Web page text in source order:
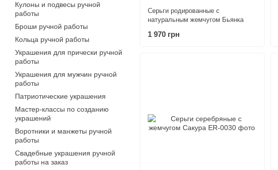
Серьги родированные с
натуральным жемчугом Бьянка
1 970 грн
Кулоны и подвесы ручной
работы
Броши ручной работы
Кольца ручной работы
Украшения для прически ручной
работы
Украшения для мужчин ручной
работы
Патриотические украшения
Мастер-классы по созданию
украшений
Воротники и манжеты ручной
работы
Свадебные украшения ручной
работы на заказ